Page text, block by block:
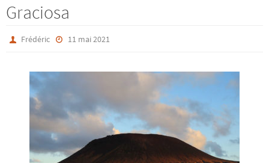
Graciosa
Frédéric 11 mai 2021